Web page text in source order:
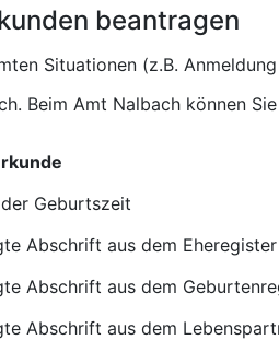
beantragen
Situationen (z.B.
Beim Amt Nalbach können
Geburtszeit
Abschrift aus dem Eheregister
Abschrift aus dem
Abschrift aus dem